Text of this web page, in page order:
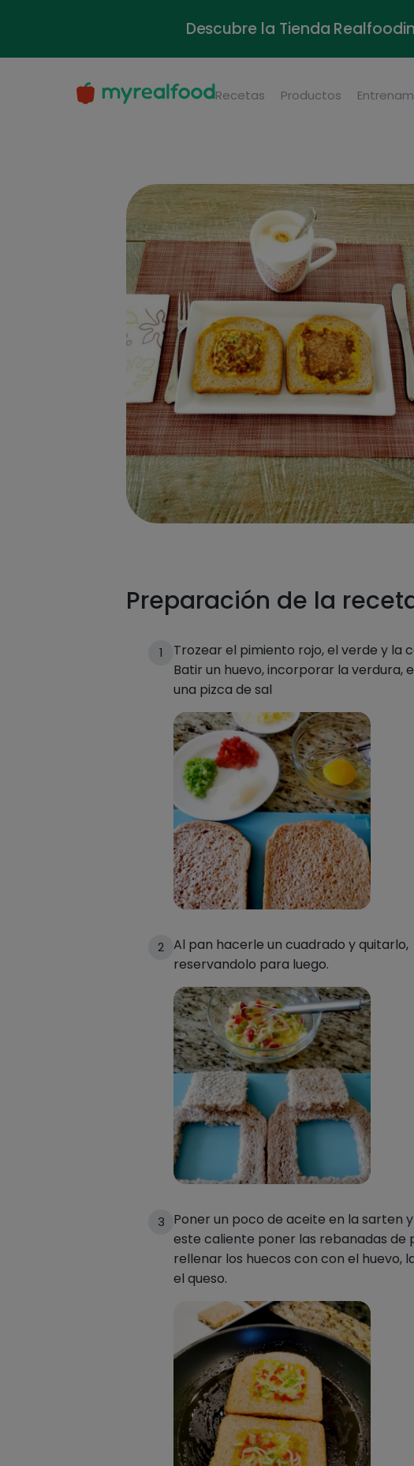
Descubre la Tienda
Recetas Productos
Preparación de la
1
Trozear el pimiento rojo, el verde y la
Batir un huevo, incorporar la verdura,
una pizca de sal
2 Al pan hacerle un cuadrado y quitarlo,
reservandolo para luego.
3
Poner un poco de aceite en la sarten
este caliente poner las rebanadas de
rellenar los huecos con con el huevo,
el queso.